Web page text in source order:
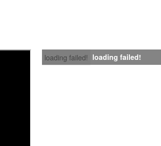
loading failed! loading failed!